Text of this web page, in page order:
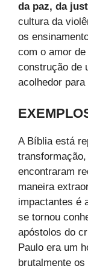
da paz, da
cultura da
os
com o amor
construção de
acolhedor para
A Bíblia está
encontraram
maneira
impactantes é
se tornou
apóstolos do
Paulo era um
brutalmente